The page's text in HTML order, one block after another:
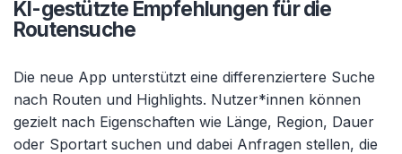
KI-gestützte Empfehlungen für die
Routensuche
Die neue App unterstützt eine differenziertere Suche
nach Routen und Highlights. Nutzer*innen können
gezielt nach Eigenschaften wie Länge, Region, Dauer
oder Sportart suchen und dabei Anfragen stellen, die